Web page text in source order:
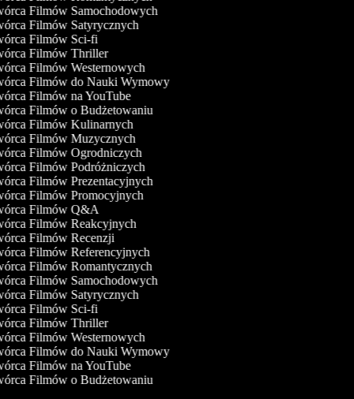
Filmów Samochodowych
Filmów Satyrycznych
Filmów Sci-fi
Filmów Thriller
Filmów Westernowych
Filmów do Nauki Wymowy
Filmów na YouTube
Filmów o Budżetowaniu
Filmów Kulinarnych
Filmów Muzycznych
Filmów Ogrodniczych
Filmów Podróżniczych
Filmów Prezentacyjnych
Filmów Promocyjnych
Filmów Q&A
Filmów Reakcyjnych
Filmów Recenzji
Filmów Referencyjnych
Filmów Romantycznych
Filmów Samochodowych
Filmów Satyrycznych
Filmów Sci-fi
Filmów Thriller
Filmów Westernowych
Filmów do Nauki Wymowy
Filmów na YouTube
Filmów o Budżetowaniu